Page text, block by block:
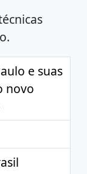
e suas
novo